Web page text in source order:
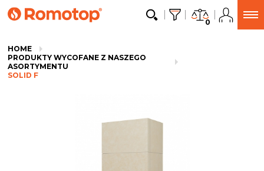
0
HOME
PRODUKTY WYCOFANE Z NASZEGO
ASORTYMENTU
SOLID F